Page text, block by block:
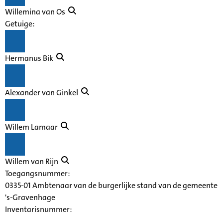
Willemina van Os
Getuige:
Hermanus Bik
Alexander van Ginkel
Willem Lamaar
Willem van Rijn
Toegangsnummer:
0335-01 Ambtenaar van de burgerlijke stand van de gemeente
's-Gravenhage
Inventarisnummer: